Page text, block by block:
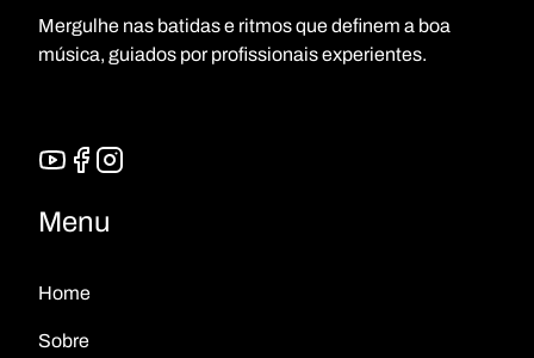
Mergulhe nas batidas e ritmos que definem a boa
música, guiados por profissionais experientes.
Menu
Home
Sobre